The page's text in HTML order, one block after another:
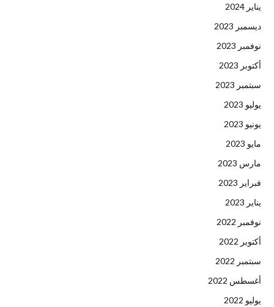
يناير 2024
ديسمبر 2023
نوفمبر 2023
أكتوبر 2023
سبتمبر 2023
يوليو 2023
يونيو 2023
مايو 2023
مارس 2023
فبراير 2023
يناير 2023
نوفمبر 2022
أكتوبر 2022
سبتمبر 2022
أغسطس 2022
يوليو 2022